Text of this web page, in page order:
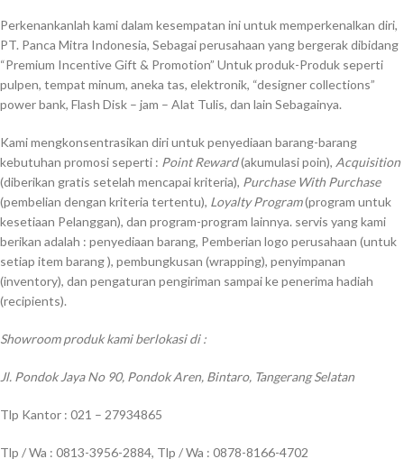
Perkenankanlah kami dalam kesempatan ini untuk memperkenalkan diri,
PT. Panca Mitra Indonesia, Sebagai perusahaan yang bergerak dibidang
“Premium Incentive Gift & Promotion” Untuk produk-Produk seperti
pulpen, tempat minum, aneka tas, elektronik, “designer collections”
power bank, Flash Disk – jam – Alat Tulis, dan lain Sebagainya.
Kami mengkonsentrasikan diri untuk penyediaan barang-barang
kebutuhan promosi seperti : Point Reward(akumulasi poin), Acquisition
(diberikan gratis setelah mencapai kriteria), Purchase With Purchase
(pembelian dengan kriteria tertentu), Loyalty Program(program untuk
kesetiaan Pelanggan), dan program-program lainnya. servis yang kami
berikan adalah : penyediaan barang, Pemberian logo perusahaan (untuk
setiap item barang ), pembungkusan (wrapping), penyimpanan
(inventory), dan pengaturan pengiriman sampai ke penerima hadiah
(recipients).
Showroom produk kami berlokasi di :
Jl. Pondok Jaya No 90, Pondok Aren, Bintaro, Tangerang Selatan
Tlp Kantor : 021 – 27934865
Tlp / Wa : 0813-3956-2884, Tlp / Wa : 0878-8166-4702